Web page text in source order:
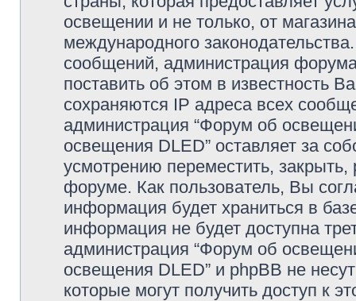
освещении и не только, от
международного
сообщений, администрация
поставить об этом в известность
сохраняются IP адреса всех
администрация “Форум об
освещения DLED” оставляет за
усмотрению переместить,
форуме. Как пользователь, Вы
информация будет храниться в
информация не будет доступна
администрация “Форум об
освещения DLED” и phpBB не
которые могут получить доступ к